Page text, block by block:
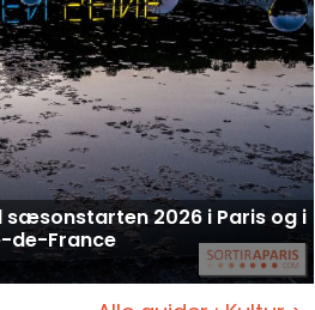
sæsonstarten 2026 i Paris og i
de-France